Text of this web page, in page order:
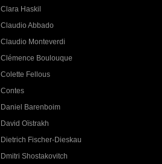
Clara Haskil
Claudio Abbado
Claudio Monteverdi
Clémence Boulouque
Colette Fellous
Contes
Daniel Barenboim
David Oïstrakh
Dietrich Fischer-Dieskau
Dmitri Shostakovitch